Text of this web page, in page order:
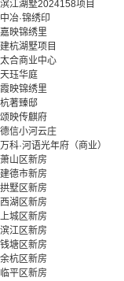
滨江湖墅2024158项目
中冶·锦绣印
嘉映锦绣里
建杭湖墅项目
太合商业中心
天珏华庭
霞映锦绣里
杭著臻邸
颂映传麒府
德信小河云庄
万科·河语光年府（商业）
萧山区新房
建德市新房
拱墅区新房
西湖区新房
上城区新房
滨江区新房
钱塘区新房
余杭区新房
临平区新房